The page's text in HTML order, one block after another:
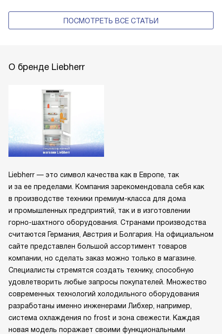
ПОСМОТРЕТЬ ВСЕ СТАТЬИ
О бренде Liebherr
Liebherr — это символ качества как в Европе, так
и за ее пределами. Компания зарекомендовала себя как
в производстве техники премиум-класса для дома
и промышленных предприятий, так и в изготовлении
горно-шахтного оборудования. Странами производства
считаются Германия, Австрия и Болгария. На официальном
сайте представлен большой ассортимент товаров
компании, но сделать заказ можно только в магазине.
Специалисты стремятся создать технику, способную
удовлетворить любые запросы покупателей. Множество
современных технологий холодильного оборудования
разработаны именно инженерами Либхер, например,
система охлаждения no frost и зона свежести. Каждая
новая модель поражает своими функциональными